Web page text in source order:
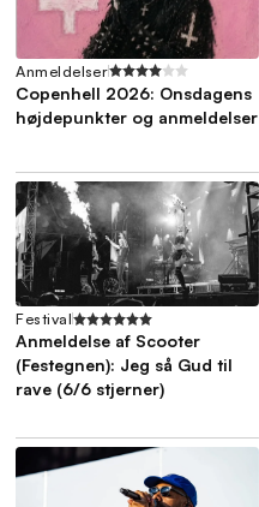
Anmeldelser
Copenhell 2026: Onsdagens
højdepunkter og anmeldelser
Festival
Anmeldelse af Scooter
(Festegnen): Jeg så Gud til
rave (6/6 stjerner)